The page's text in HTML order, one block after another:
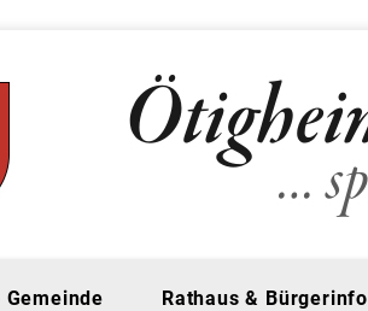
Gemeinde Rathaus & Bürgerinfo